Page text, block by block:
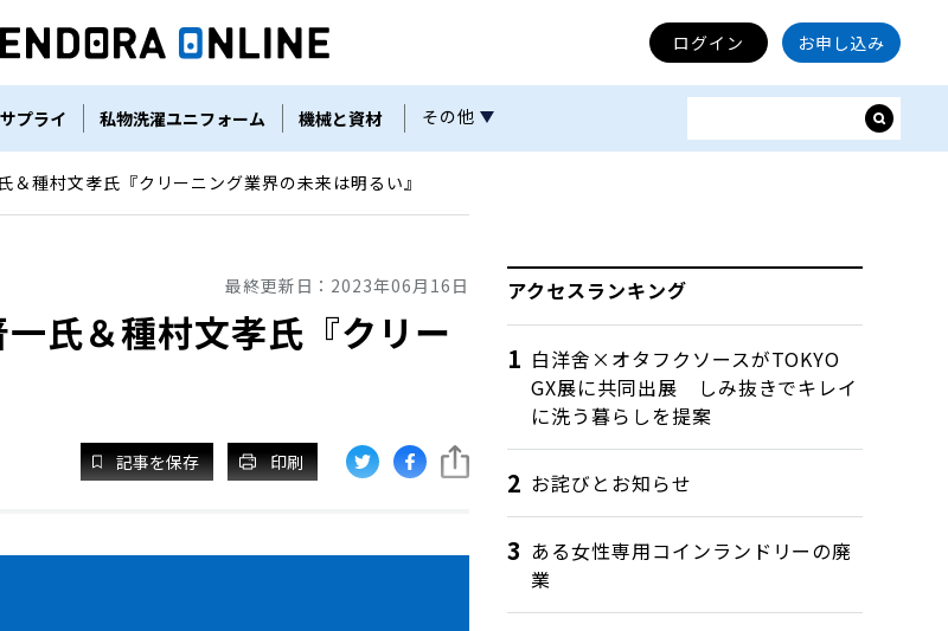
ログイン お申し込み
プライ 私物洗濯ユニフォーム 機械と資材 その他
種村文孝氏『クリーニング業界の未来は明るい』
最終更新日： 2023年06月16日
氏＆種村文孝氏『クリー
記事を保存 印刷
アクセスランキング
白洋舍×オタフクソースがTOKYO
GX展に共同出展 しみ抜きでキレイ
に洗う暮らしを提案
お詫びとお知らせ
ある女性専用コインランドリーの廃
業